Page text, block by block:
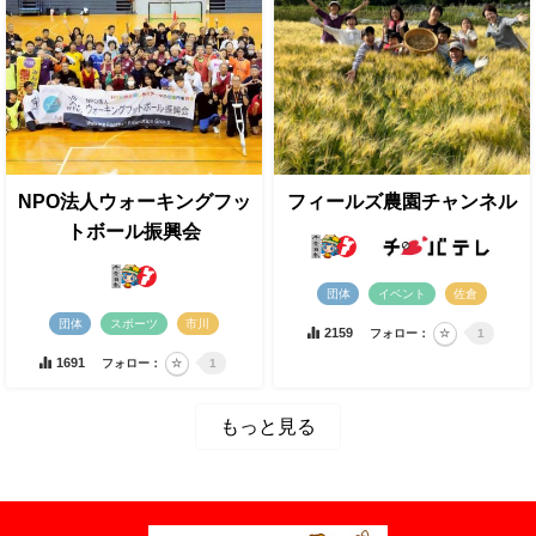
NPO法人ウォーキングフッ
トボール振興会
団体 スポーツ 市川
1691 フォロー： 1
フィールズ農園チャンネル
団体 イベント 佐倉
2159 フォロー： 1
もっと見る